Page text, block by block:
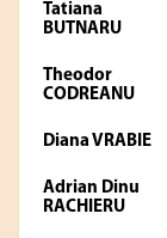
Tatiana
BUTNARU
Theodor
CODREANU
Diana VRABIE
Adrian Dinu
RACHIERU